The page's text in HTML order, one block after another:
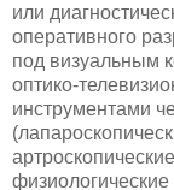
или
оперативного
под ви­зуальным
оптико-
инструментами